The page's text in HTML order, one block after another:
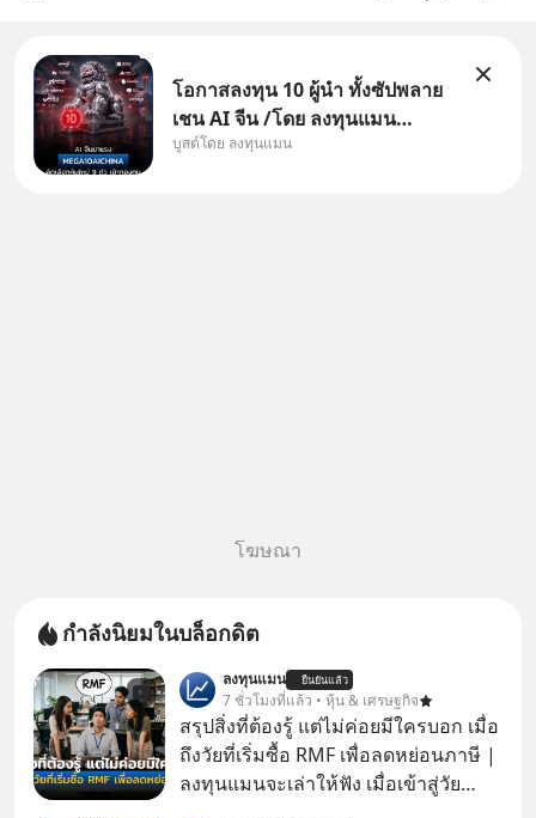
โอกาสลงทุน 10 ผู้นำ ทั้งซัปพลาย
เชน AI จีน /โดย ลงทุนแมน
✅ลงทุนตรง คัด 10 ผู้นำเน้น ๆ ใน
บูสต์โดย ลงทุนแมน
โฆษณา
กำลังนิยมในบล็อกดิต
ลงทุนแมน ยืนยันแล้ว
7 ชั่วโมงที่แล้ว • หุ้น & เศรษฐกิจ
สรุปสิ่งที่ต้องรู้ แต่ไม่ค่อยมีใครบอก เมื่อ
ถึงวัยที่เริ่มซื้อ RMF เพื่อลดหย่อนภาษี |
ลงทุนแมนจะเล่าให้ฟัง เมื่อเข้าสู่วัย